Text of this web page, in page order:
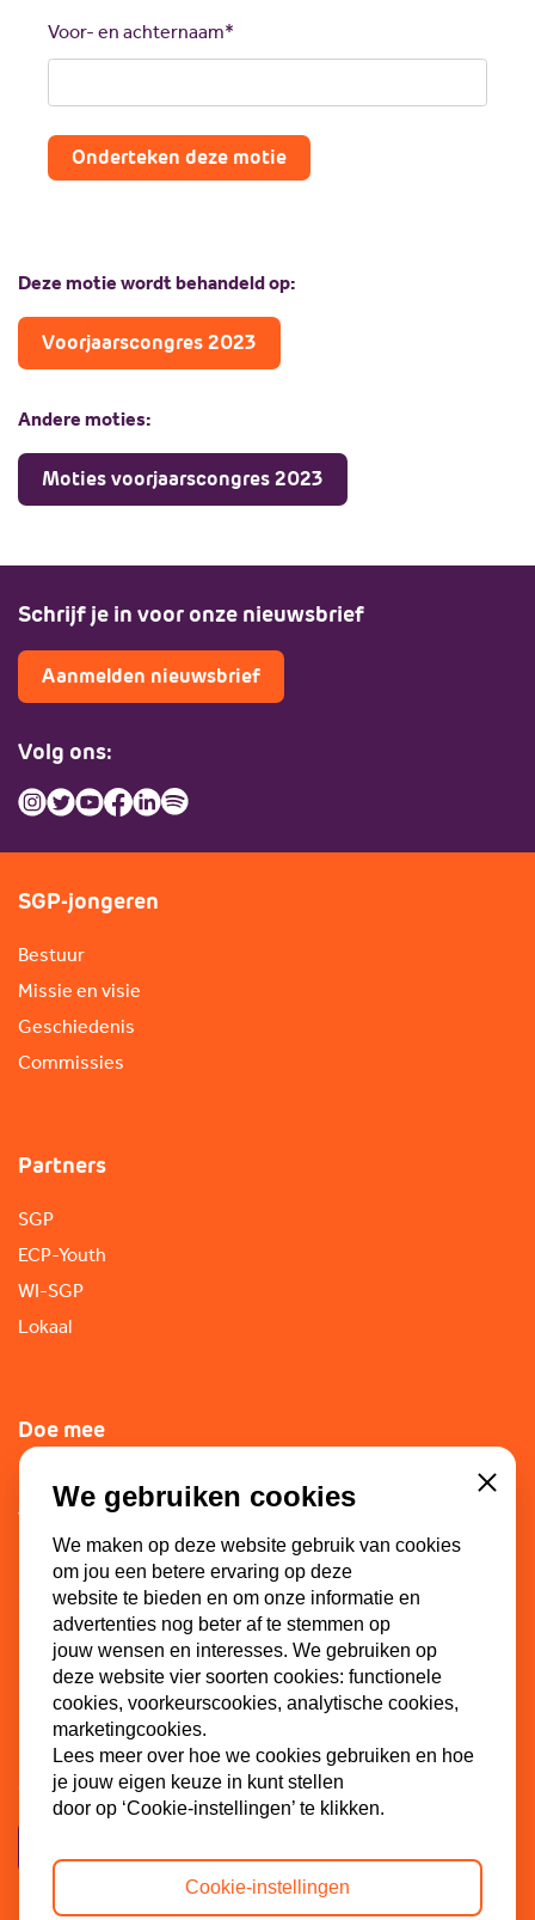
Voor- en achternaam*
Onderteken deze motie
Deze motie wordt behandeld op:
Voorjaarscongres 2023
Andere moties:
Moties voorjaarscongres 2023
Schrijf je in voor onze nieuwsbrief
Aanmelden nieuwsbrief
Volg ons:
SGP-jongeren
Bestuur
Missie en visie
Geschiedenis
Commissies
Partners
SGP
ECP-Youth
WI-SGP
Lokaal
Doe mee
Lid worden
Vacatures
Doneren
Sponsoren
Contact
Dinkel 7
3086 HB Rotterdam
We gebruiken cookies
We maken op deze website gebruik van cookies
om jou een betere ervaring op deze
website te bieden en om onze informatie en
advertenties nog beter af te stemmen op
jouw wensen en interesses. We gebruiken op
deze website vier soorten cookies: functionele
cookies, voorkeurscookies, analytische cookies,
marketingcookies.
Lees meer over hoe we cookies gebruiken en hoe
je jouw eigen keuze in kunt stellen
door op ‘Cookie-instellingen’ te klikken.
Close
Cookie-instellingen